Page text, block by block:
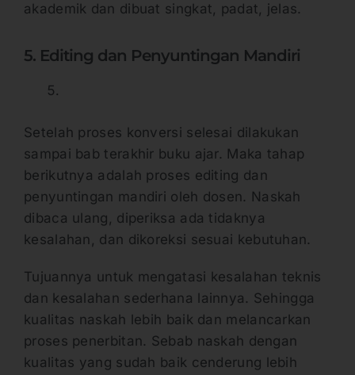
akademik dan dibuat singkat, padat, jelas.
5. Editing dan Penyuntingan Mandiri
Setelah proses konversi selesai dilakukan
sampai bab terakhir buku ajar. Maka tahap
berikutnya adalah proses editing dan
penyuntingan mandiri oleh dosen. Naskah
dibaca ulang, diperiksa ada tidaknya
kesalahan, dan dikoreksi sesuai kebutuhan.
Tujuannya untuk mengatasi kesalahan teknis
dan kesalahan sederhana lainnya. Sehingga
kualitas naskah lebih baik dan melancarkan
proses penerbitan. Sebab naskah dengan
kualitas yang sudah baik cenderung lebih